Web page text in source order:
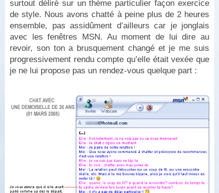
surtout déliré sur un thème particulier façon exercice
de style. Nous avons chatté à peine plus de 2 heures
ensemble, pas assidûment d’ailleurs car je jonglais
avec les fenêtres MSN. Au moment de lui dire au
revoir, son ton a brusquement changé et je me suis
progressivement rendu compte qu’elle était vexée que
je ne lui propose pas un rendez-vous quelque part :